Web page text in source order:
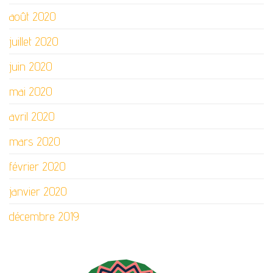
août 2020
juillet 2020
juin 2020
mai 2020
avril 2020
mars 2020
février 2020
janvier 2020
décembre 2019